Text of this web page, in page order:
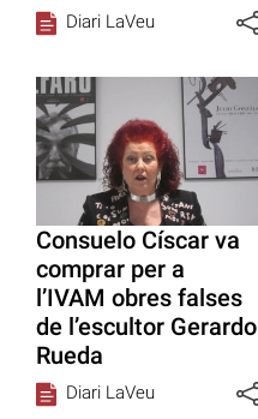
Diari LaVeu
Consuelo Císcar va
comprar per a
l’IVAM obres falses
de l’escultor Gerardo
Rueda
Diari LaVeu